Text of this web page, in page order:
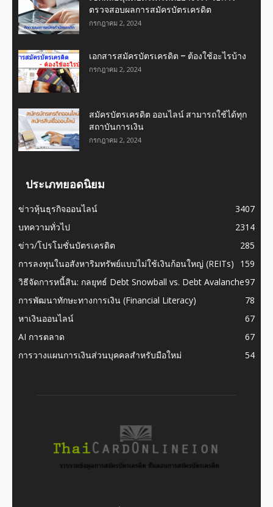
ตรวจสอบผลการสมัครบัตรเครดิต
กรกฎาคม 2, 2024
เอกสารสมัครบัตรเครดิต – ต้องใช้อะไรบ้าง
กรกฎาคม 2, 2024
สมัครบัตรเครดิต ออนไลน์ สามารถใช้ได้ทุก
สถาบันการเงิน
กรกฎาคม 2, 2024
ประเภทยอดนิยม
ข่าวหุ้นธุรกิจออนไลน์
3407
บทความทั่วไป
2314
ข่าว/โปรโมชั่นบัตรเครดิต
285
การลงทุนในอสังหาริมทรัพย์แบบไม่ใช้เงินก้อนใหญ่ (REITs)
159
วิธีจัดการหนี้สิน: กลยุทธ์ Debt Snowball vs. Debt Avalanche97
การพัฒนาทักษะทางการเงิน (Financial Literacy)
78
หาเงินออนไลน์
67
AI การตลาด
67
การวางแผนการเงินส่วนบุคคลสำหรับมือใหม่
54